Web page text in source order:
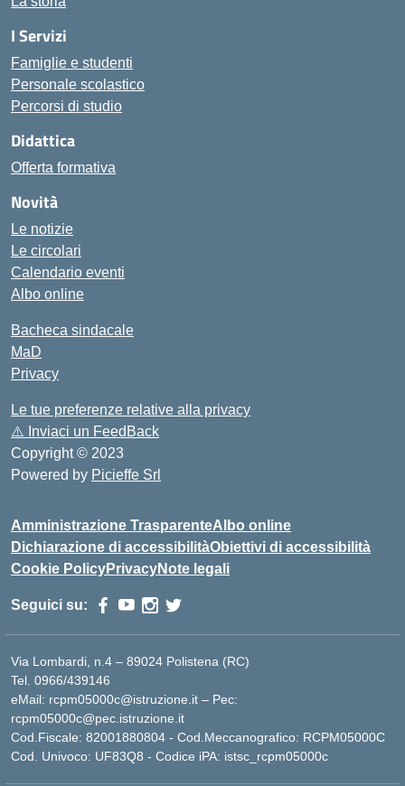
I Servizi
Famiglie e studenti
Personale scolastico
Percorsi di studio
Didattica
Offerta formativa
Novità
Le notizie
Le circolari
Calendario eventi
Albo online
Bacheca sindacale
MaD
Privacy
Le tue preferenze relative alla privacy
⚠️ Inviaci un FeedBack
Copyright © 2023
Powered by Picieffe Srl
Amministrazione TrasparenteAlbo online
Dichiarazione di accessibilitàObiettivi di accessibilità
Cookie PolicyPrivacyNote legali
Seguici su:
Via Lombardi, n.4 – 89024 Polistena (RC)
Tel. 0966/439146
eMail: rcpm05000c@istruzione.it – Pec:
rcpm05000c@pec.istruzione.it
Cod.Fiscale: 82001880804 - Cod.Meccanografico: RCPM05000C
Cod. Univoco: UF83Q8 - Codice iPA: istsc_rcpm05000c